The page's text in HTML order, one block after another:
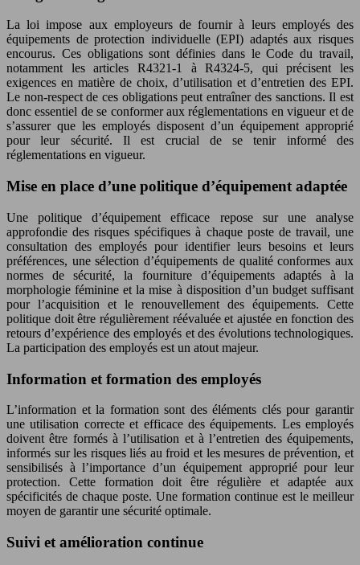
La loi impose aux employeurs de fournir à leurs employés des
équipements de protection individuelle (EPI) adaptés aux risques
encourus. Ces obligations sont définies dans le Code du travail,
notamment les articles R4321-1 à R4324-5, qui précisent les
exigences en matière de choix, d’utilisation et d’entretien des EPI.
Le non-respect de ces obligations peut entraîner des sanctions. Il est
donc essentiel de se conformer aux réglementations en vigueur et de
s’assurer que les employés disposent d’un équipement approprié
pour leur sécurité. Il est crucial de se tenir informé des
réglementations en vigueur.
Mise en place d’une politique d’équipement adaptée
Une politique d’équipement efficace repose sur une analyse
approfondie des risques spécifiques à chaque poste de travail, une
consultation des employés pour identifier leurs besoins et leurs
préférences, une sélection d’équipements de qualité conformes aux
normes de sécurité, la fourniture d’équipements adaptés à la
morphologie féminine et la mise à disposition d’un budget suffisant
pour l’acquisition et le renouvellement des équipements. Cette
politique doit être régulièrement réévaluée et ajustée en fonction des
retours d’expérience des employés et des évolutions technologiques.
La participation des employés est un atout majeur.
Information et formation des employés
L’information et la formation sont des éléments clés pour garantir
une utilisation correcte et efficace des équipements. Les employés
doivent être formés à l’utilisation et à l’entretien des équipements,
informés sur les risques liés au froid et les mesures de prévention, et
sensibilisés à l’importance d’un équipement approprié pour leur
protection. Cette formation doit être régulière et adaptée aux
spécificités de chaque poste. Une formation continue est le meilleur
moyen de garantir une sécurité optimale.
Suivi et amélioration continue